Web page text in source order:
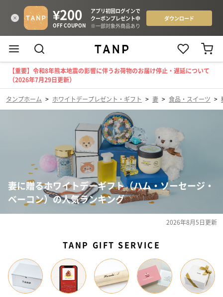
【重要】令和8年熊本地震の影響に伴うお荷物のお届け停止・遅延について
（2026年7月29日更新）
タンプホーム > ホワイトデープレゼント・ギフト > 妻 > 食品・スイーツ >
妻に贈るホワイトデーギフト（ハム・ソーセージ・
ベーコン）の人気ランキング
2026年8月5日更新
TANP GIFT SERVICE